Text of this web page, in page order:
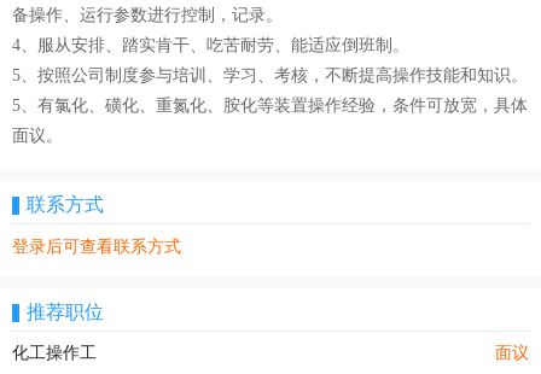
备操作、运行参数进行控制，记录。
4、服从安排、踏实肯干、吃苦耐劳、能适应倒班制。
5、按照公司制度参与培训、学习、考核，不断提高操作技能和知识。
5、有氯化、磺化、重氮化、胺化等装置操作经验，条件可放宽，具体
面议。
联系方式
登录后可查看联系方式
推荐职位
化工操作工 面议